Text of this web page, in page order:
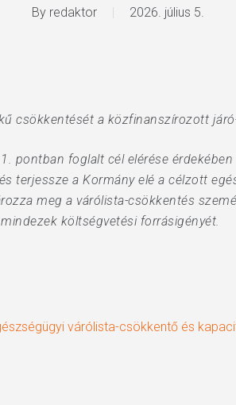
By redaktor 2026. július 5.
csökkentését a közfinanszírozott
pontban foglalt cél elérése
terjessze a Kormány elé a célzott
meg a várólista-csökkentés
költségvetési forrásigényét.
várólista-csökkentő és